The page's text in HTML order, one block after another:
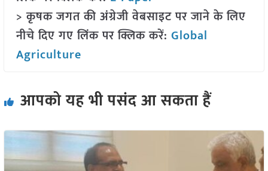
> कृषक जगत की अंग्रेजी वेबसाइट पर जाने के लिए
नीचे दिए गए लिंक पर क्लिक करें: Global
Agriculture
आपको यह भी पसंद आ सकता हैं